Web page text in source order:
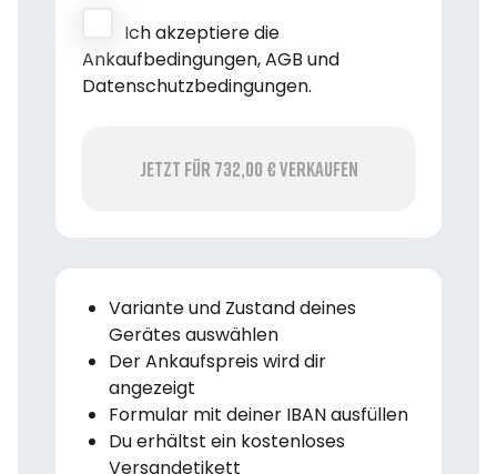
Ich akzeptiere die
Ankaufbedingungen, AGB und
Datenschutzbedingungen.
Jetzt für 732,00 € verkaufen
Variante und Zustand deines
Gerätes auswählen
Der Ankaufspreis wird dir
angezeigt
Formular mit deiner IBAN ausfüllen
Du erhältst ein kostenloses
Versandetikett